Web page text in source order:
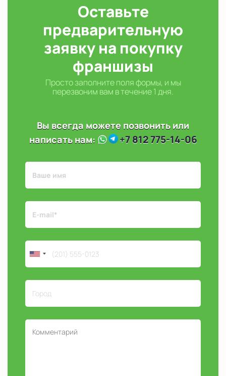
Оставьте
предварительную
заявку на покупку
франшизы
Просто заполните поля формы, и мы
перезвоним вам в течение 1 дня.
Вы всегда можете позвонить или
написать нам:
+7 812 775-14-06